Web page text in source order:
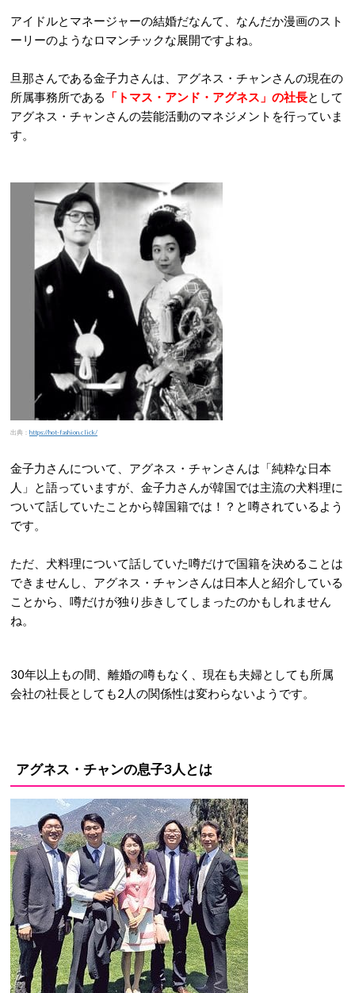
アイドルとマネージャーの結婚だなんて、なんだか漫画のスト
ーリーのようなロマンチックな展開ですよね。
旦那さんである金子力さんは、アグネス・チャンさんの現在の
所属事務所である
「トマス・アンド・アグネス」の社長として
アグネス・チャンさんの芸能活動のマネジメントを行っていま
す。
出典： https://hot-fashion.click/
金子力さんについて、アグネス・チャンさんは「純粋な日本
人」と語っていますが、金子力さんが韓国では主流の犬料理に
ついて話していたことから韓国籍では！？と噂されているよう
です。
ただ、犬料理について話していた噂だけで国籍を決めることは
できませんし、アグネス・チャンさんは日本人と紹介している
ことから、噂だけが独り歩きしてしまったのかもしれません
ね。
30年以上もの間、離婚の噂もなく、現在も夫婦としても所属
会社の社長としても2人の関係性は変わらないようです。
アグネス・チャンの息子3人とは